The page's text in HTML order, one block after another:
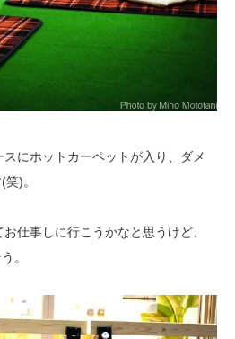
にホットカーペットが入り、ダメ
)。
仕事しに行こうかなと思うけど、
。